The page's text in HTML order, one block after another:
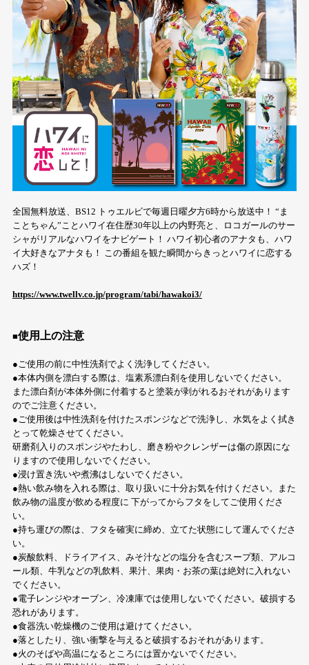
全国無料放送、BS12 トゥエルビで毎週日曜夕方6時から放送中！ “ま
ことちゃん”ことハワイ在住歴30年以上の内野亮と、ロコガールのサー
シャがリアルなハワイをナビゲート！ ハワイ初心者のアナタも、ハワ
イ大好きなアナタも！ この番組を観た瞬間からきっとハワイに恋する
ハズ！
https://www.twellv.co.jp/program/tabi/hawakoi3/
■使用上の注意
●ご使用の前に中性洗剤でよく洗浄してください。
●本体内側を漂白する際は、塩素系漂白剤を使用しないでください。
また漂白剤が本体外側に付着すると塗装が剥がれるおそれがあります
のでご注意ください。
●ご使用後は中性洗剤を付けたスポンジなどで洗浄し、水気をよく拭き
とって乾燥させてください。
研磨剤入りのスポンジやたわし、磨き粉やクレンザーは傷の原因にな
りますので使用しないでください。
●浸け置き洗いや煮沸はしないでください。
●熱い飲み物を入れる際は、取り扱いに十分お気を付けください。また
飲み物の温度が飲める程度に 下がってからフタをしてご使用くださ
い。
●持ち運びの際は、フタを確実に締め、立てた状態にして運んでくださ
い。
●炭酸飲料、ドライアイス、みそ汁などの塩分を含むスープ類、アルコ
ール類、牛乳などの乳飲料、果汁、果肉・お茶の葉は絶対に入れない
でください。
●電子レンジやオーブン、冷凍庫では使用しないでください。破損する
恐れがあります。
●食器洗い乾燥機のご使用は避けてください。
●落としたり、強い衝撃を与えると破損するおそれがあります。
●火のそばや高温になるところには置かないでください。